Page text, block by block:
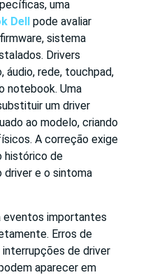
uma
Dell pode avaliar
sistema
Drivers
rede, touchpad,
notebook. Uma
um driver
ao modelo, criando
A correção exige
histórico de
driver e o sintoma
eventos importantes
Erros de
de driver
aparecer em